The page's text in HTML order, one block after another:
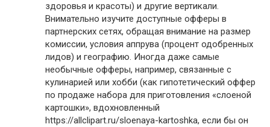
здоровья и красоты) и другие вертикали.
Внимательно изучите доступные офферы в
партнерских сетях, обращая внимание на размер
комиссии, условия аппрува (процент одобренных
лидов) и географию. Иногда даже самые
необычные офферы, например, связанные с
кулинарией или хобби (как гипотетический оффер
по продаже набора для приготовления «слоеной
картошки», вдохновленный
https://allclipart.ru/sloenaya-kartoshka, если бы он